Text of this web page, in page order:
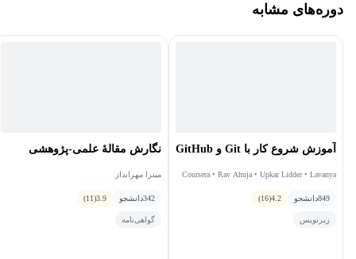
دوره‌های مشابه
آموزش شروع کار با Git و GitHub
Coursera • Rav Ahuja • Upkar Lidder • Lavanya
849دانشجو 4.2
(16)
زیرنویس
نگارش مقالۀ علمی-پژوهشی
میترا مهرانداز
342دانشجو 3.9
(11)
گواهی‌نامه